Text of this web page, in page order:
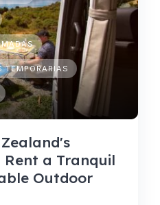
TEMPORARIAS
a Tranquil
Outdoor